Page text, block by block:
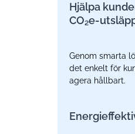
Hjälpa
CO₂e-
Genom smarta
det enkelt för
agera hållbart.